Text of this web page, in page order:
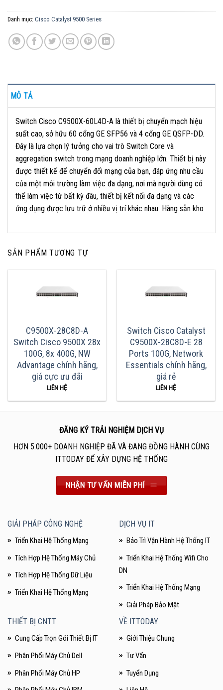
Danh mục: Cisco Catalyst 9500 Series
MÔ TẢ
Switch Cisco C9500X-60L4D-A là thiết bị chuyển mạch hiệu
suất cao, sở hữu 60 cổng GE SFP56 và 4 cổng GE QSFP-DD.
Đây là lựa chọn lý tưởng cho vai trò Switch Core và
aggregation switch trong mạng doanh nghiệp lớn. Thiết bị này
được thiết kế để chuyển đổi mạng của bạn, đáp ứng nhu cầu
của một môi trường làm việc đa dạng, nơi mà người dùng có
thể làm việc từ bất kỳ đâu, thiết bị kết nối đa dạng và các
ứng dụng được lưu trữ ở nhiều vị trí khác nhau. Hàng sẵn kho
SẢN PHẨM TƯƠNG TỰ
C9500X-28C8D-A
Switch Cisco 9500X 28x
100G, 8x 400G, NW
Advantage chính hãng,
giá cực ưu đãi
LIÊN HỆ
Switch Cisco Catalyst
C9500X-28C8D-E 28
Ports 100G, Network
Essentials chính hãng,
giá rẻ
LIÊN HỆ
ĐĂNG KÝ TRẢI NGHIỆM DỊCH VỤ
HƠN 5.000+ DOANH NGHIỆP ĐÃ VÀ ĐANG ĐỒNG HÀNH CÙNG
ITTODAY ĐỂ XÂY DỰNG HỆ THỐNG
NHẬN TƯ VẤN MIỄN PHÍ
GIẢI PHÁP CÔNG NGHỆ
Triển Khai Hệ Thống Mạng
Tích Hợp Hệ Thống Máy Chủ
Tích Hợp Hệ Thống Dữ Liệu
Triển Khai Hệ Thống Mạng
DỊCH VỤ IT
Bảo Trì Vận Hành Hệ Thống IT
Triển Khai Hệ Thống Wifi Cho
DN
Triển Khai Hệ Thống Mạng
Giải Pháp Bảo Mật
THIẾT BỊ CNTT
Cung Cấp Trọn Gói Thiết Bị IT
Phân Phối Máy Chủ Dell
Phân Phối Máy Chủ HP
VỀ ITTODAY
Giới Thiệu Chung
Tư Vấn
Tuyển Dụng